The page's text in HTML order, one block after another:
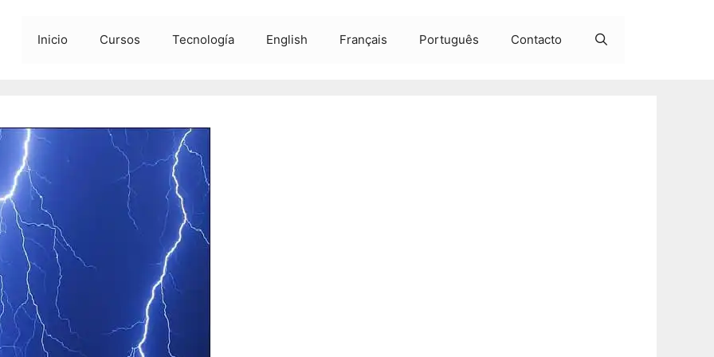
Inicio Cursos Tecnología English Français Português Contacto